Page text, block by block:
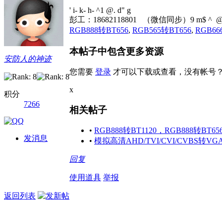
安防人的神迹
积分
7266
发消息
' i- k- h- ^1 @. d" g
彭工：18682118801 （微信同步） 9 m$ ^
RGB888转BT656, RGB565转BT656,
本帖子中包含更多资源
您需要 登录 才可以下载或查看，没有帐号
x
相关帖子
• RGB888转BT1120，RGB888转
• 模拟高清AHD/TVI/CVI/CVBS转
回复
使用道具 举报
返回列表